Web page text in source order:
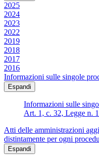
2025
2024
2023
2022
2019
2018
2017
2016
Informazioni sulle singole
Espandi
Informazioni sulle
Art. 1, c. 32, Legge n.
Atti delle amministrazioni
distintamente per ogni
Espandi